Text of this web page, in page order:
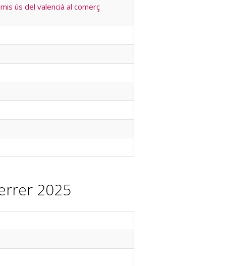
ús del valencià al comerç
2025